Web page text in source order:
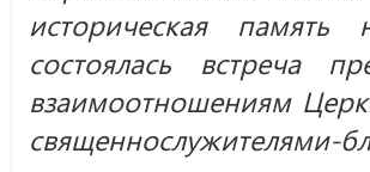
историческая
состоялась встреча
взаимоотношениям
священнослужителями-